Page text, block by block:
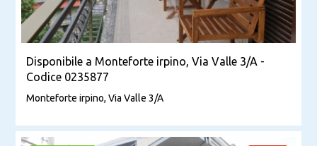
Disponibile a Monteforte irpino, Via Valle 3/A -
Codice 0235877
Monteforte irpino, Via Valle 3/A